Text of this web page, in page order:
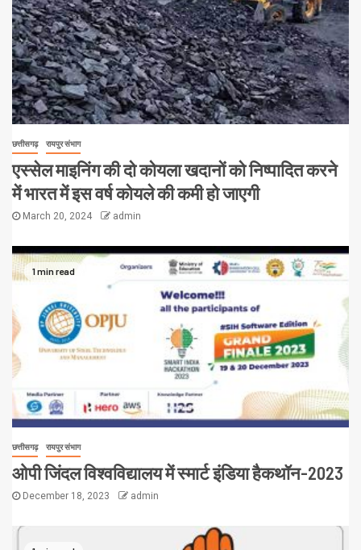
छत्तीसगढ़ रायपुर संभाग
एस्सेल माइनिंग की दो कोयला खदानों को निष्पादित करने
में भारत में इस वर्ष कोयले की कमी हो जाएगी
March 20, 2024 admin
1 min read
छत्तीसगढ़ रायपुर संभाग
ओपी जिंदल विश्वविद्यालय में स्मार्ट इंडिया हैकथॉन-2023
December 18, 2023 admin